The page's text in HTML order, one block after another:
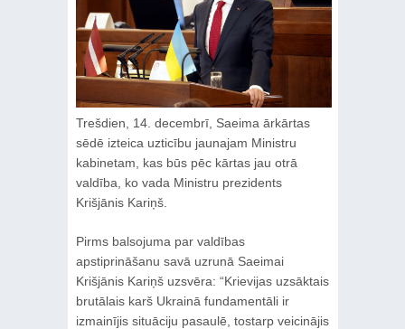
Trešdien, 14. decembrī, Saeima ārkārtas
sēdē izteica uzticību jaunajam Ministru
kabinetam, kas būs pēc kārtas jau otrā
valdība, ko vada Ministru prezidents
Krišjānis Kariņš.
Pirms balsojuma par valdības
apstiprināšanu savā uzrunā Saeimai
Krišjānis Kariņš uzsvēra: “Krievijas uzsāktais
brutālais karš Ukrainā fundamentāli ir
izmainījis situāciju pasaulē, tostarp veicinājis